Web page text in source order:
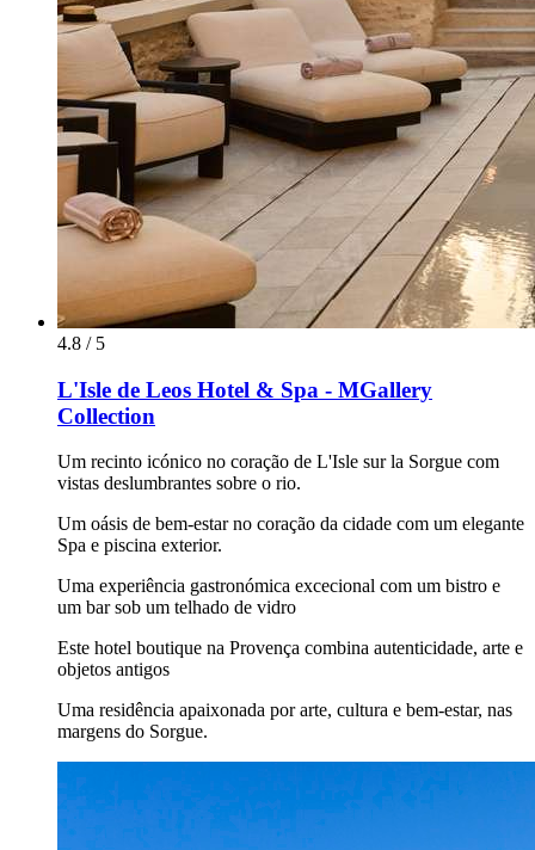
4.8 / 5
L'Isle de Leos Hotel & Spa - MGallery
Collection
Um recinto icónico no coração de L'Isle sur la Sorgue com
vistas deslumbrantes sobre o rio.
Um oásis de bem-estar no coração da cidade com um elegante
Spa e piscina exterior.
Uma experiência gastronómica excecional com um bistro e
um bar sob um telhado de vidro
Este hotel boutique na Provença combina autenticidade, arte e
objetos antigos
Uma residência apaixonada por arte, cultura e bem-estar, nas
margens do Sorgue.